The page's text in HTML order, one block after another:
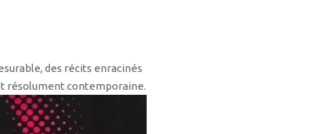
des récits enracinés
résolument contemporaine.